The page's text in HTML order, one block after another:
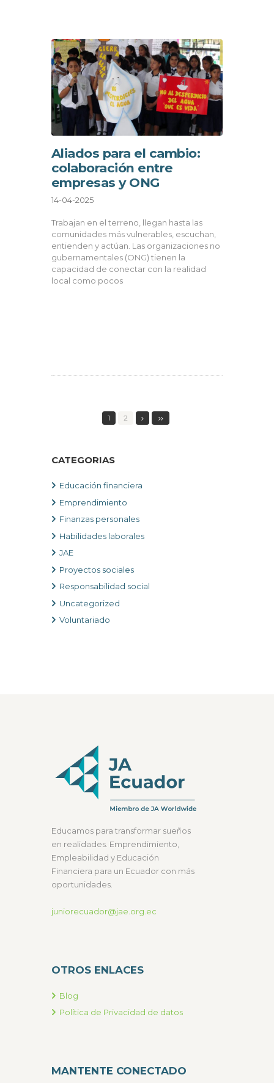
Aliados para el cambio:
colaboración entre
empresas y ONG
14-04-2025
Trabajan en el terreno, llegan hasta las
comunidades más vulnerables, escuchan,
entienden y actúan. Las organizaciones no
gubernamentales (ONG) tienen la
capacidad de conectar con la realidad
local como pocos
1 2
CATEGORIAS
Educación financiera
Emprendimiento
Finanzas personales
Habilidades laborales
JAE
Proyectos sociales
Responsabilidad social
Uncategorized
Voluntariado
Educamos para transformar sueños
en realidades. Emprendimiento,
Empleabilidad y Educación
Financiera para un Ecuador con más
oportunidades.
juniorecuador@jae.org.ec
OTROS ENLACES
Blog
Política de Privacidad de datos
MANTENTE CONECTADO